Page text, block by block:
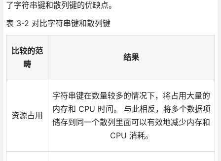
了字符串键和散列键的优缺点。
表 3-2 对比字符串键和散列键
比较的范
畴
结果
资源占用
字符串键在数量较多的情况下，将占用大量的
内存和 CPU 时间。 与此相反，将多个数据项
储存到同一个散列里面可以有效地减少内存和
CPU 消耗。